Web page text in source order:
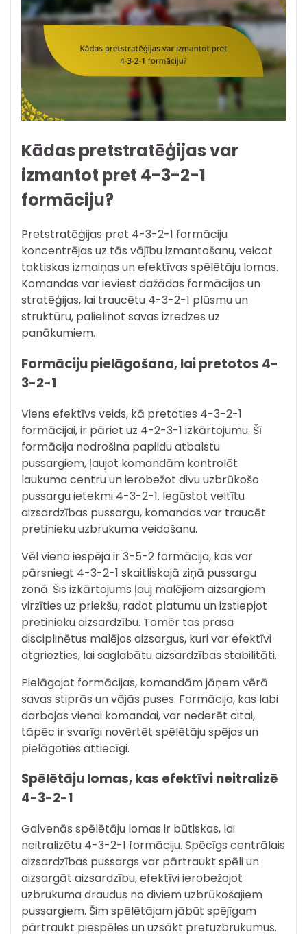
Kādas pretstratēģijas var
izmantot pret 4-3-2-1
formāciju?
Pretstratēģijas pret 4-3-2-1 formāciju
koncentrējas uz tās vājību izmantošanu, veicot
taktiskas izmaiņas un efektīvas spēlētāju lomas.
Komandas var ieviest dažādas formācijas un
stratēģijas, lai traucētu 4-3-2-1 plūsmu un
struktūru, palielinot savas izredzes uz
panākumiem.
Formāciju pielāgošana, lai pretotos 4-
3-2-1
Viens efektīvs veids, kā pretoties 4-3-2-1
formācijai, ir pāriet uz 4-2-3-1 izkārtojumu. Šī
formācija nodrošina papildu atbalstu
pussargiem, ļaujot komandām kontrolēt
laukuma centru un ierobežot divu uzbrūkošo
pussargu ietekmi 4-3-2-1. Iegūstot veltītu
aizsardzības pussargu, komandas var traucēt
pretinieku uzbrukuma veidošanu.
Vēl viena iespēja ir 3-5-2 formācija, kas var
pārsniegt 4-3-2-1 skaitliskajā ziņā pussargu
zonā. Šis izkārtojums ļauj malējiem aizsargiem
virzīties uz priekšu, radot platumu un izstiepjot
pretinieku aizsardzību. Tomēr tas prasa
disciplinētus malējos aizsargus, kuri var efektīvi
atgriezties, lai saglabātu aizsardzības stabilitāti.
Pielāgojot formācijas, komandām jāņem vērā
savas stiprās un vājās puses. Formācija, kas labi
darbojas vienai komandai, var nederēt citai,
tāpēc ir svarīgi novērtēt spēlētāju spējas un
pielāgoties attiecīgi.
Spēlētāju lomas, kas efektīvi neitralizē
4-3-2-1
Galvenās spēlētāju lomas ir būtiskas, lai
neitralizētu 4-3-2-1 formāciju. Spēcīgs centrālais
aizsardzības pussargs var pārtraukt spēli un
aizsargāt aizsardzību, efektīvi ierobežojot
uzbrukuma draudus no diviem uzbrūkošajiem
pussargiem. Šim spēlētājam jābūt spējīgam
pārtraukt piespēles un uzsākt pretuzbrukumus.